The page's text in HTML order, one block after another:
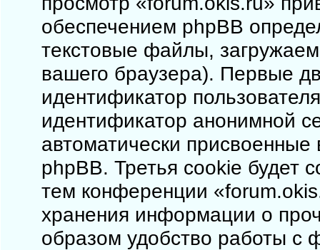
обеспечением phpBB
текстовые файлы,
вашего браузера). Первые
идентификатор
идентификатор анонимной
автоматически
phpBB. Третья cookie будет
тем конференции
хранения информации о
образом удобство работы с